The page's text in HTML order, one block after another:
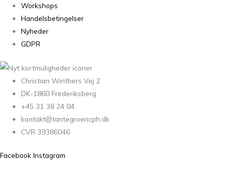
Workshops
Handelsbetingelser
Nyheder
GDPR
Christian Winthers Vej 2
DK-1860 Frederiksberg
+45 31 38 24 04
kontakt@tantegroencph.dk
CVR 39386046
Facebook Instagram